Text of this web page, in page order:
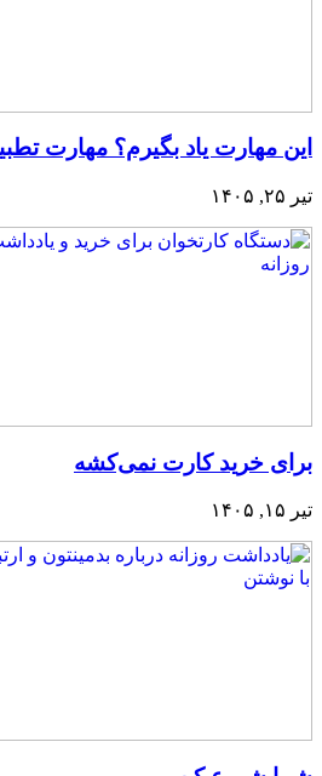
این مهارت یاد بگیرم؟ مهارت
تیر ۲۵, ۱۴۰۵
برای خرید کارت نمی‌‌کشه
تیر ۱۵, ۱۴۰۵